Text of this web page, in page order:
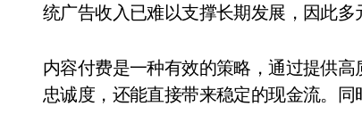
统广告收入已难以支撑长期发展，因此多
内容付费是一种有效的策略，通过提供
忠诚度，还能直接带来稳定的现金流。同